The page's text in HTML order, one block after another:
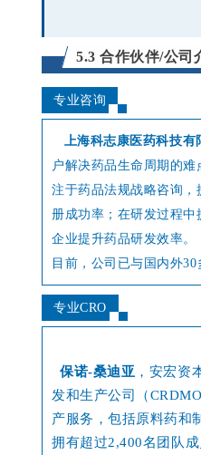
5.3 合作伙伴/公司
专业咨询
上海科志康医药科技有
户解决药品生命周期的难
注于药品法规战略咨询
册成功率； 在研发过程中
企业提升药品研发效率。
目前，公司已与国内外
专业CRO
保诺-桑迪亚 ，安宏资
发和生产公司（
产服务，包括原料药和
拥有超过2,400名团队